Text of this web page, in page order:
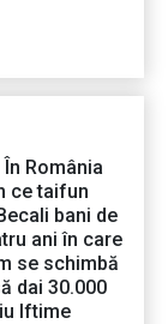
România
ce taifun
bani de
ani în care
se schimbă
dai 30.000
Iftime